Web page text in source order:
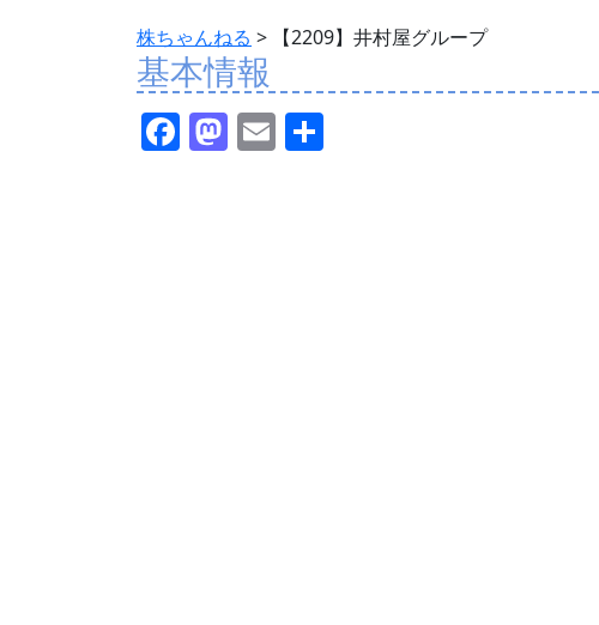
株ちゃんねる > 【2209】井村屋グループ
基本情報
F M E